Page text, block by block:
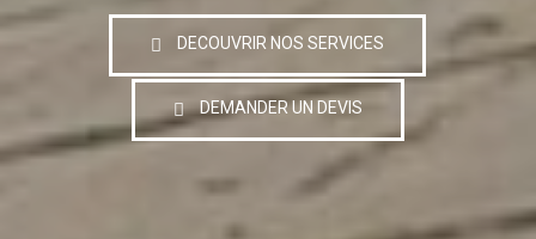
DECOUVRIR NOS SERVICES
DEMANDER UN DEVIS